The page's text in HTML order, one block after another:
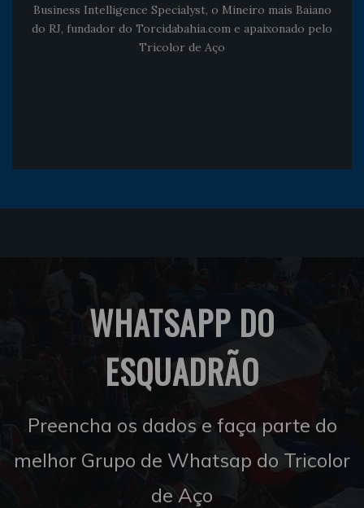
Business Intelligence Specialyst, o Mineiro mais Baiano
do RJ, fundador do Torcidabahia.com e apaixonado pelo
Tricolor de Aço
WHATSAPP DO
ESQUADRÃO
Preencha os dados e faça parte do
melhor Grupo de Whatsap do Tricolor
de Aço